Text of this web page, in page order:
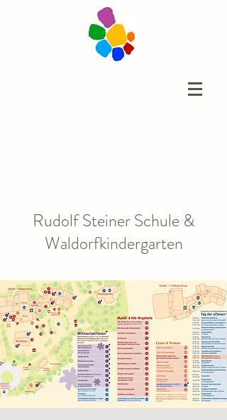
Rudolf Steiner Schule &
Waldorfkindergarten